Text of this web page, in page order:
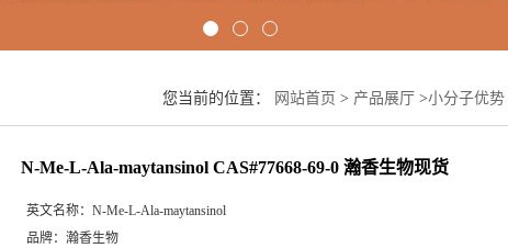
您当前的位置： 网站首页 > 产品展厅 >小分子优势
N-Me-L-Ala-maytansinol CAS#77668-69-0 瀚香生物现货
英文名称： N-Me-L-Ala-maytansinol
品牌： 瀚香生物